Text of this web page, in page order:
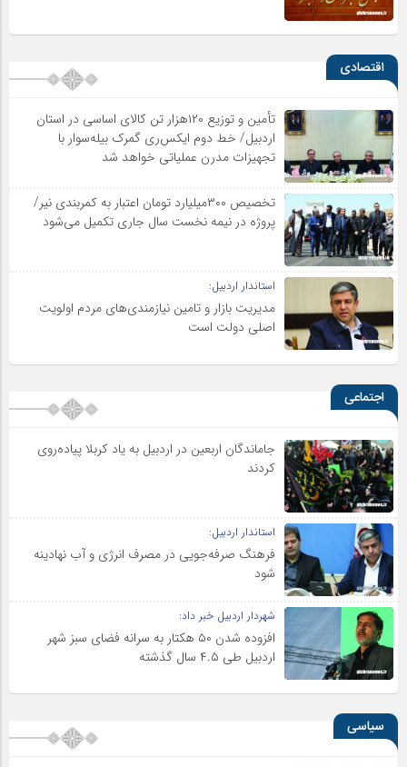
اقتصادی
تأمین و توزیع ۱۲۰هزار تن کالای اساسی در استان
اردبیل/ خط دوم ایکس‌ری گمرک بیله‌سوار با
تجهیزات مدرن عملیاتی خواهد شد
تخصیص ۳۰۰میلیارد تومان اعتبار به کمربندی نیر/
پروژه در نیمه نخست سال جاری تکمیل می‌شود
استاندار اردبیل:
مدیریت بازار و تامین نیازمندی‌های مردم اولویت‌
اصلی دولت است
اجتماعی
جاماندگان اربعین در اردبیل به یاد کربلا پیاده‌روی
کردند
استاندار اردبیل:
فرهنگ صرفه‌جویی در مصرف انرژی و آب نهادینه
شود
شهردار اردبیل خبر داد:
افزوده شدن ۵۰ هکتار به سرانه فضای سبز شهر
اردبیل طی ۴.۵ سال گذشته
سیاسی